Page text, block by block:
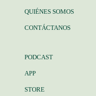
QUIÉNES SOMOS
CONTÁCTANOS
PODCAST
APP
STORE